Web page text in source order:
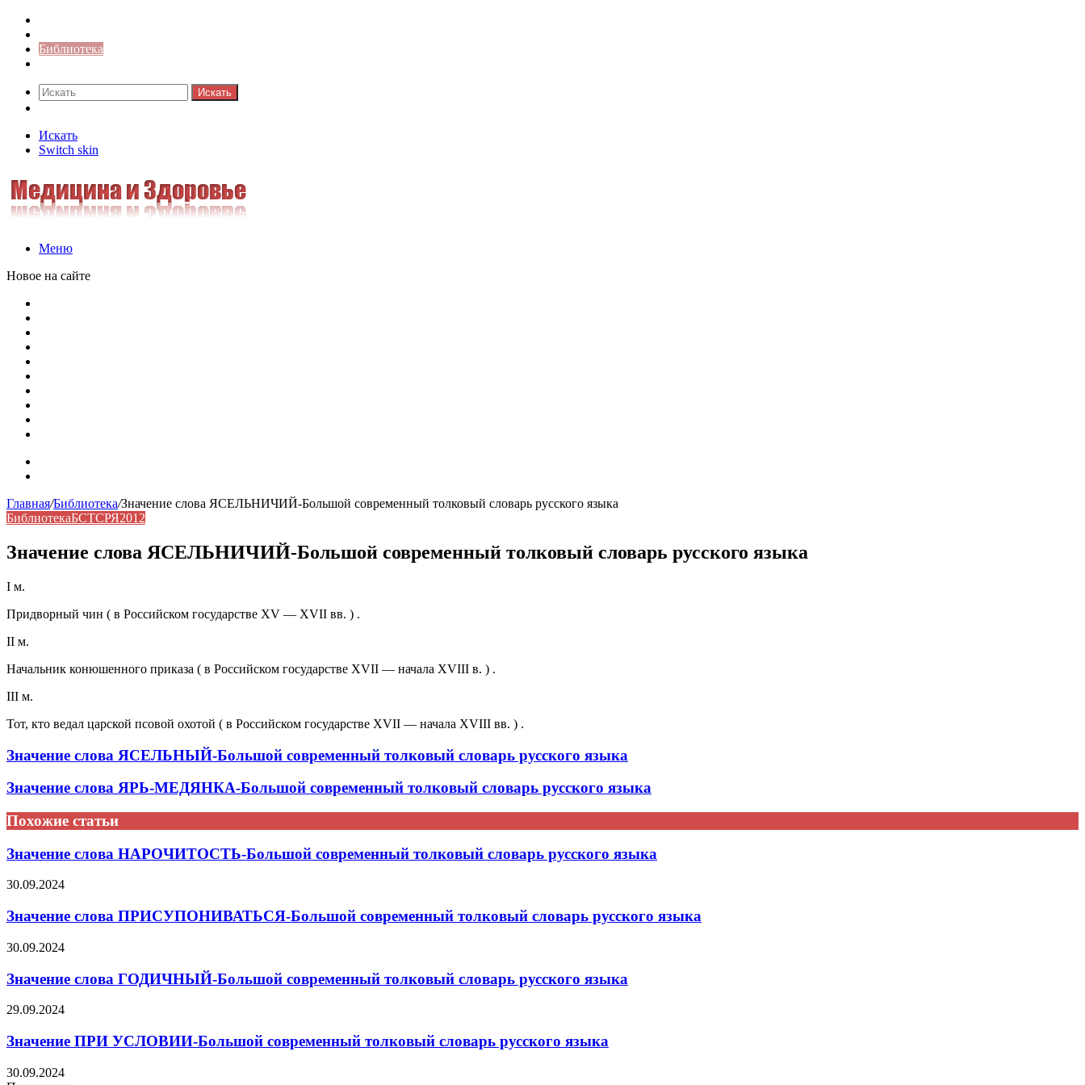
Библиотека
Искать
Искать
Switch skin
Меню
Новое на сайте
Главная/Библиотека/Значение слова ЯСЕЛЬНИЧИЙ-Большой современный толковый словарь русского языка
БиблиотекаБСТСРЯ2012
Значение слова ЯСЕЛЬНИЧИЙ-Большой современный толковый словарь русского языка
I м.
Придворный чин ( в Российском государстве XV — XVII вв. ) .
II м.
Начальник конюшенного приказа ( в Российском государстве XVII — начала XVIII в. ) .
III м.
Тот, кто ведал царской псовой охотой ( в Российском государстве XVII — начала XVIII вв. ) .
Значение слова ЯСЕЛЬНЫЙ-Большой современный толковый словарь русского языка
Значение слова ЯРЬ-МЕДЯНКА-Большой современный толковый словарь русского языка
Похожие статьи
Значение слова НАРОЧИТОСТЬ-Большой современный толковый словарь русского языка
30.09.2024
Значение слова ПРИСУПОНИВАТЬСЯ-Большой современный толковый словарь русского языка
30.09.2024
Значение слова ГОДИЧНЫЙ-Большой современный толковый словарь русского языка
29.09.2024
Значение ПРИ УСЛОВИИ-Большой современный толковый словарь русского языка
30.09.2024